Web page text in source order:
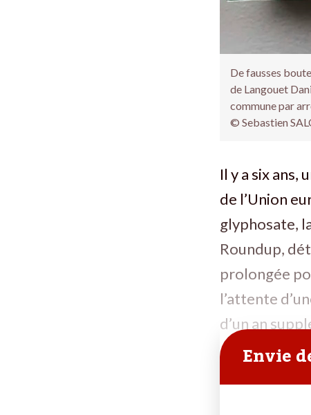
De fausses
de Langouet
commune par
© Sebastien
Il y a six ans,
de l’Union
glyphosate,
Roundup,
prolongée
l’attente
d’un an
Envie